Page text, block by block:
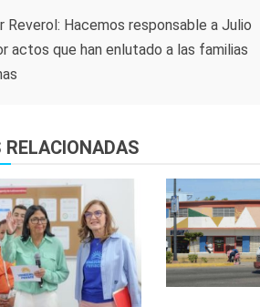
Reverol: Hacemos responsable a Julio
actos que han enlutado a las familias